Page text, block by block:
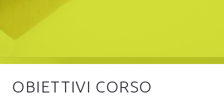
OBIETTIVI CORSO